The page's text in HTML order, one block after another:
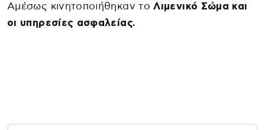
Αμέσως κινητοποιήθηκαν τοΛιμενικό Σώμα και
οι υπηρεσίες ασφαλείας.